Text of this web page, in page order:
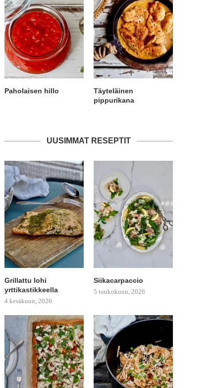
Paholaisen hillo
Täyteläinen
pippurikana
UUSIMMAT RESEPTIT
Grillattu lohi
yrttikastikkeella
4 kesäkuun, 2026
Siikacarpaccio
5 toukokuun, 2026